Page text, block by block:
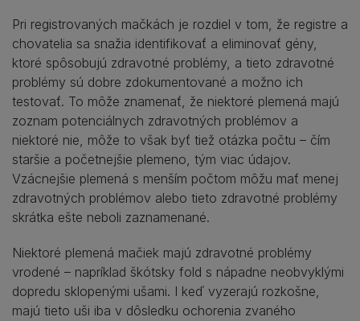
Pri registrovaných mačkách je rozdiel v tom, že registre a
chovatelia sa snažia identifikovať a eliminovať gény,
ktoré spôsobujú zdravotné problémy, a tieto zdravotné
problémy sú dobre zdokumentované a možno ich
testovať. To môže znamenať, že niektoré plemená majú
zoznam potenciálnych zdravotných problémov a
niektoré nie, môže to však byť tiež otázka počtu – čím
staršie a početnejšie plemeno, tým viac údajov.
Vzácnejšie plemená s menším počtom môžu mať menej
zdravotných problémov alebo tieto zdravotné problémy
skrátka ešte neboli zaznamenané.
Niektoré plemená mačiek majú zdravotné problémy
vrodené – napríklad škótsky fold s nápadne neobvyklými
dopredu sklopenými ušami. I keď vyzerajú rozkošne,
majú tieto uši iba v dôsledku ochorenia zvaného